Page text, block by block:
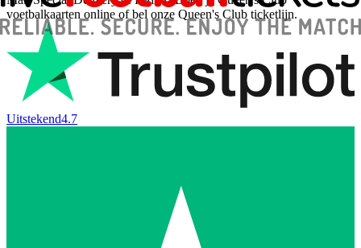
voetbalkaarten online of bel onze Queen's Club ticketlijn.
Uitstekend4.7